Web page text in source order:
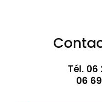
Tél. 06
06